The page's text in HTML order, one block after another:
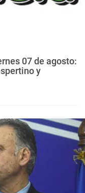
07 de agosto:
y